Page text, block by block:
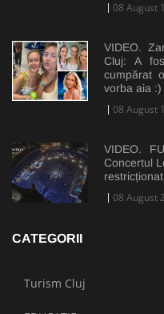
08 August
VIDEO.
Cluj: A
cumpărat
vorba aia :)
08 August
VIDEO.
Concertul
restricționat
08 August
CATEGORII
Turism Cluj